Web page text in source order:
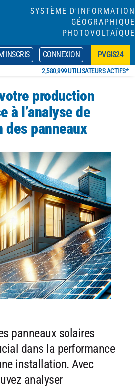
SYSTÈME D'INFORMATION
GÉOGRAPHIQUE
PHOTOVOLTAÏQUE
CONNEXION PVGIS24
2,580,999 UTILISATEURS ACTIFS*
production
à l’analyse de
des panneaux
panneaux solaires
dans la performance
installation. Avec
analyser